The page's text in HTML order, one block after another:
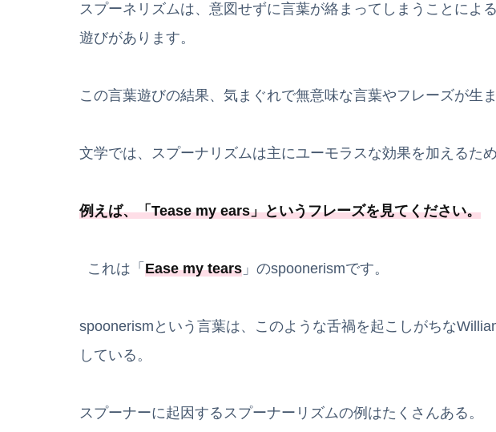
スプーネリズムは、意図せずに言葉が絡まってしまうことによ
遊びがあります。
この言葉遊びの結果、気まぐれで無意味な言葉やフレーズが生
文学では、スプーナリズムは主にユーモラスな効果を加えるため
例えば、「Tease my ears」というフレーズを見てください。
これは「 Ease my tears 」のspoonerismです。
spoonerismという言葉は、このような舌禍を起こしがちな
している。
スプーナーに起因するスプーナーリズムの例はたくさんある。